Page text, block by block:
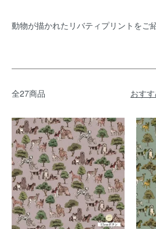
動物が描かれたリバティプリントをご
全27商品 おす